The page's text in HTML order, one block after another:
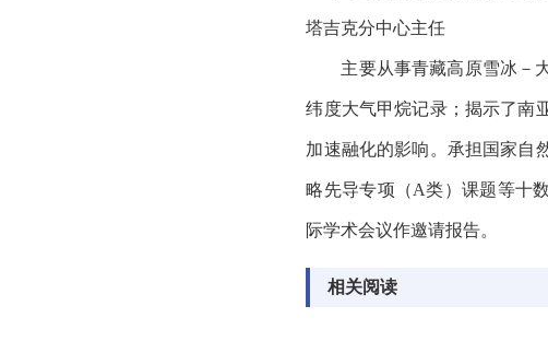
塔吉克分中心主任
主要从事青藏高原雪冰－
纬度大气甲烷记录；揭示了南
加速融化的影响。承担国家自
略先导专项（A类）课题等十
际学术会议作邀请报告。
相关阅读